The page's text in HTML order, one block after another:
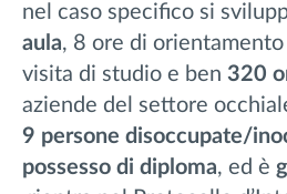
nel caso specifico si
aula, 8 ore di
visita di studio e ben 320
aziende del settore
9 persone disoccupate/
possesso di diploma, ed è